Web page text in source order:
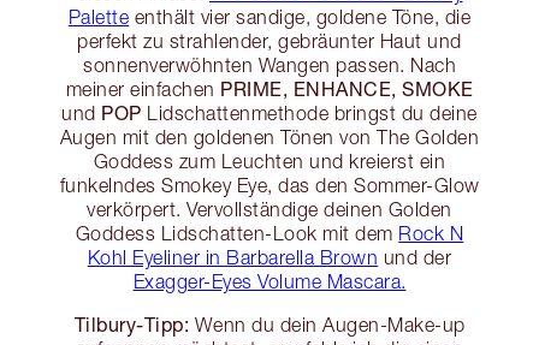
Palette enthält vier sandige, goldene Töne, die
perfekt zu strahlender, gebräunter Haut und
sonnenverwöhnten Wangen passen. Nach
meiner einfachen PRIME, ENHANCE, SMOKE
und POP Lidschattenmethode bringst du deine
Augen mit den goldenen Tönen von The Golden
Goddess zum Leuchten und kreierst ein
funkelndes Smokey Eye, das den Sommer-Glow
verkörpert. Vervollständige deinen Golden
Goddess Lidschatten-Look mit dem Rock N
Kohl Eyeliner in Barbarella Brown und der
Exagger-Eyes Volume Mascara.
Tilbury-Tipp: Wenn du dein Augen-Make-up